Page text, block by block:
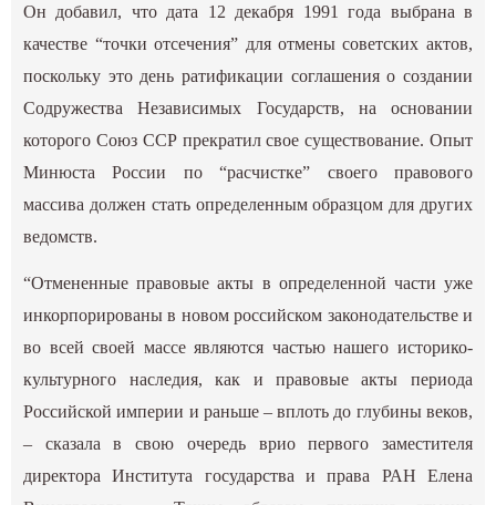
Он добавил, что дата 12 декабря 1991 года выбрана в
качестве “точки отсечения” для отмены советских актов,
поскольку это день ратификации соглашения о создании
Содружества Независимых Государств, на основании
которого Союз ССР прекратил свое существование. Опыт
Минюста России по “расчистке” своего правового
массива должен стать определенным образцом для других
ведомств.
“Отмененные правовые акты в определенной части уже
инкорпорированы в новом российском законодательстве и
во всей своей массе являются частью нашего историко-
культурного наследия, как и правовые акты периода
Российской империи и раньше – вплоть до глубины веков,
– сказала в свою очередь врио первого заместителя
директора Института государства и права РАН Елена